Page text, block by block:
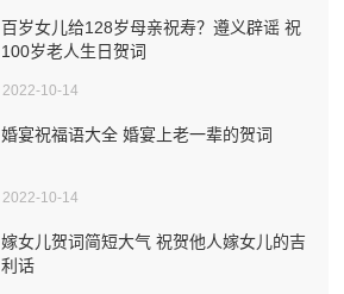
百岁女儿给128岁母亲祝寿？遵义辟谣 祝
100岁老人生日贺词
2022-10-14
婚宴祝福语大全 婚宴上老一辈的贺词
2022-10-14
嫁女儿贺词简短大气 祝贺他人嫁女儿的吉
利话